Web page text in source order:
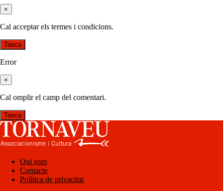
×
Cal acceptar els termes i condicions.
Tanca
Error
×
Cal omplir el camp del comentari.
Tanca
Qui som
Contacte
Política de privacitat